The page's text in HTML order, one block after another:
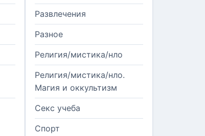
Развлечения
Разное
Религия/мистика/нло
Религия/мистика/нло.
Магия и оккультизм
Секс учеба
Спорт